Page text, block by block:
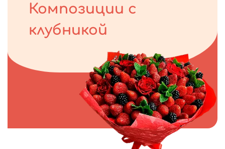
Композиции с
клубникой